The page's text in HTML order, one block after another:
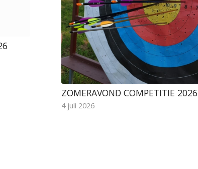
ZOMERAVOND COMPETITIE 2026
4 juli 2026